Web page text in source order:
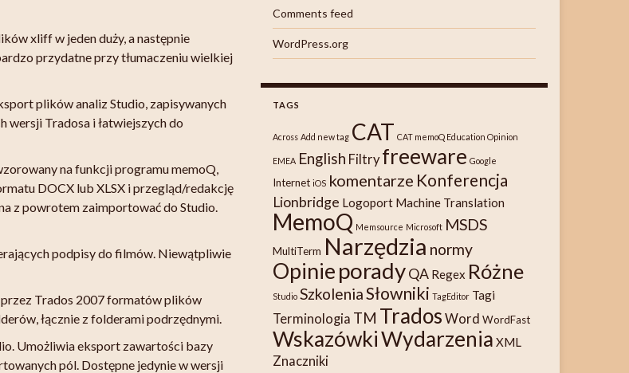
xliff w jeden duży, a następnie
przydatne przy tłumaczeniu wielkiej
plików analiz Studio, zapisywanych
wersji Tradosa i łatwiejszych do
na funkcji programu memoQ,
DOCX lub XLSX i przegląd/redakcję
z powrotem zaimportować do Studio.
podpisy do filmów. Niewątpliwie
Trados 2007 formatów plików
łącznie z folderami podrzędnymi.
Umożliwia eksport zawartości bazy
pól. Dostępne jedynie w wersji
Comments feed
WordPress.org
TAGS
Across Add new tag CAT CAT memoQ Education Opinion
EMEA English Filtry freeware Google
Internet iOS komentarze Konferencja
Lionbridge Logoport Machine Translation
MemoQ Memsource Microsoft MSDS
MultiTerm Narzędzia normy
OpinieporadyQA Regex Różne
Studio SzkoleniaSłowniki TagEditor Tagi
Terminologia TM Trados Word WordFast
WskazówkiWydarzenia XML
Znaczniki